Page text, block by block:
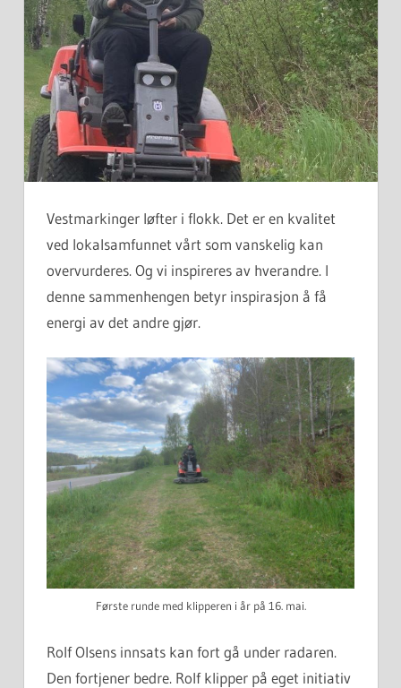
Vestmarkinger løfter i flokk. Det er en kvalitet
ved lokalsamfunnet vårt som vanskelig kan
overvurderes. Og vi inspireres av hverandre. I
denne sammenhengen betyr inspirasjon å få
energi av det andre gjør.
Første runde med klipperen i år på 16. mai.
Rolf Olsens innsats kan fort gå under radaren.
Den fortjener bedre. Rolf klipper på eget initiativ